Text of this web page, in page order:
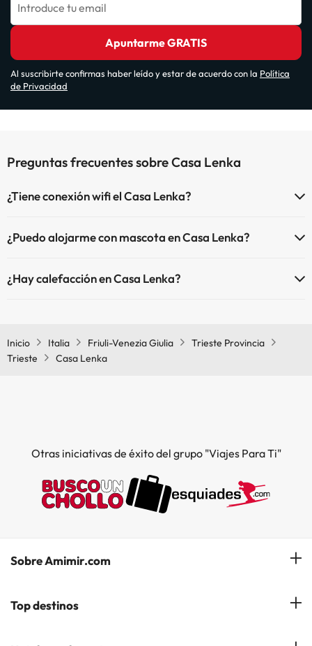
Introduce tu email
Apuntarme GRATIS
Al suscribirte confirmas haber leído y estar de acuerdo con la Política
de Privacidad
Preguntas frecuentes sobre Casa Lenka
¿Tiene conexión wifi el Casa Lenka?
¿Puedo alojarme con mascota en Casa Lenka?
¿Hay calefacción en Casa Lenka?
Inicio Italia Friuli-Venezia Giulia
Trieste Provincia
Trieste
Casa Lenka
Otras iniciativas de éxito del grupo "Viajes Para Ti"
Sobre Amimir.com
¿Quiénes somos?
Top destinos
Hoteles en Salou